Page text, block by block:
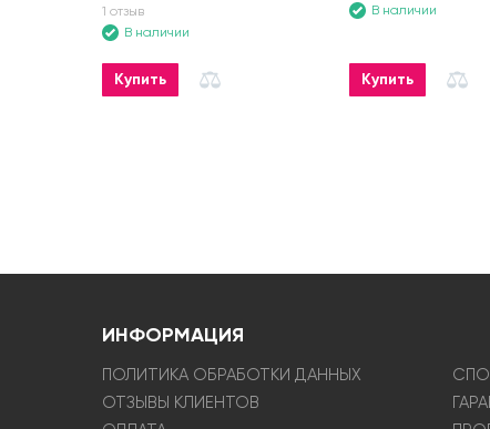
1 отзыв
В наличии
Купить
В наличии
Купить
ИНФОРМАЦИЯ
ПОЛИТИКА ОБРАБОТКИ ДАННЫХ
ОТЗЫВЫ КЛИЕНТОВ